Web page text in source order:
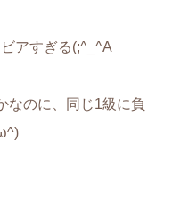
アすぎる(;^_^A
なのに、同じ1級に負